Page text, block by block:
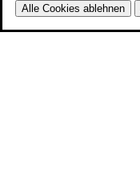
Alle Cookies ablehnen